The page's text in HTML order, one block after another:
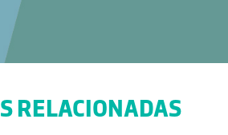
RELACIONADAS